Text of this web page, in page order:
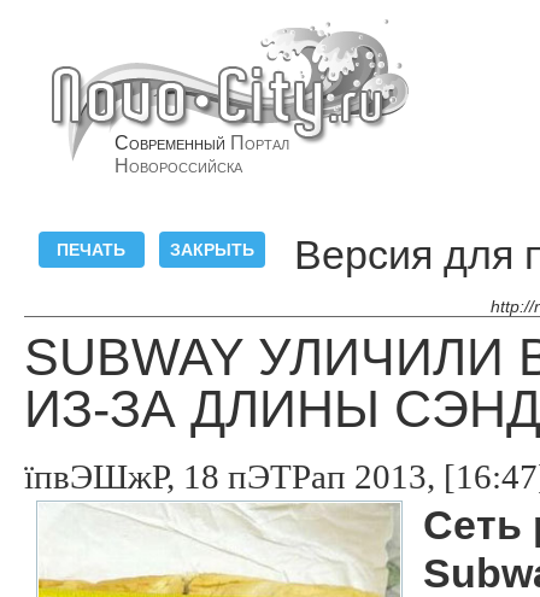
Современный Портал
Новороссийска
Версия для
http://
SUBWAY
ИЗ-ЗА ДЛИНЫ
їпвЭШжР, 18 пЭТРап 2013,
Сеть